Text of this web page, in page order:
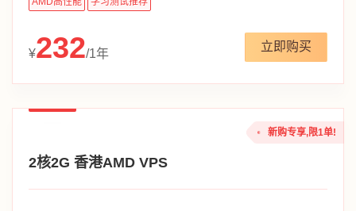
¥232/1年
立即购买
新购专享,限1单!
2核2G 香港AMD VPS